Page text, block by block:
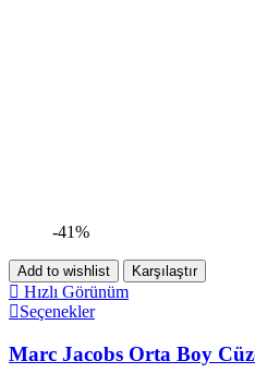
-41%
Add to wishlist Karşılaştır
Hızlı Görünüm
Seçenekler
Marc Jacobs Orta Boy